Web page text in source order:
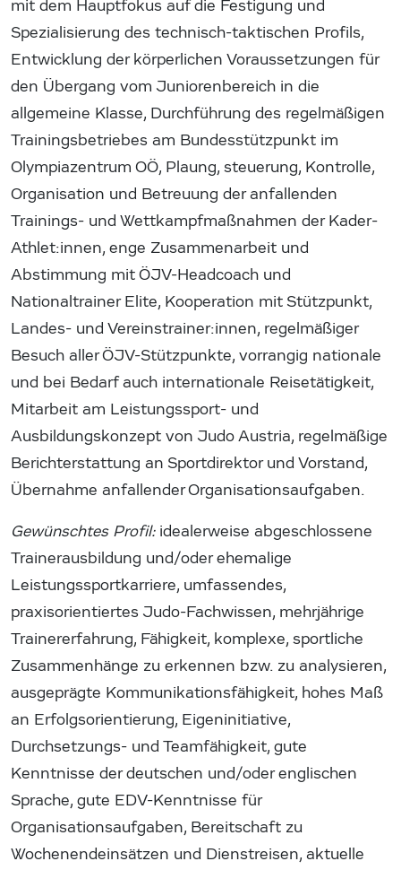
mit dem Hauptfokus auf die Festigung und
Spezialisierung des technisch-taktischen Profils,
Entwicklung der körperlichen Voraussetzungen für
den Übergang vom Juniorenbereich in die
allgemeine Klasse, Durchführung des regelmäßigen
Trainingsbetriebes am Bundesstützpunkt im
Olympiazentrum OÖ, Plaung, steuerung, Kontrolle,
Organisation und Betreuung der anfallenden
Trainings- und Wettkampfmaßnahmen der Kader-
Athlet:innen, enge Zusammenarbeit und
Abstimmung mit ÖJV-Headcoach und
Nationaltrainer Elite, Kooperation mit Stützpunkt,
Landes- und Vereinstrainer:innen, regelmäßiger
Besuch aller ÖJV-Stützpunkte, vorrangig nationale
und bei Bedarf auch internationale Reisetätigkeit,
Mitarbeit am Leistungssport- und
Ausbildungskonzept von Judo Austria, regelmäßige
Berichterstattung an Sportdirektor und Vorstand,
Übernahme anfallender Organisationsaufgaben.
Gewünschtes Profil: idealerweise abgeschlossene
Trainerausbildung und/oder ehemalige
Leistungssportkarriere, umfassendes,
praxisorientiertes Judo-Fachwissen, mehrjährige
Trainererfahrung, Fähigkeit, komplexe, sportliche
Zusammenhänge zu erkennen bzw. zu analysieren,
ausgeprägte Kommunikationsfähigkeit, hohes Maß
an Erfolgsorientierung, Eigeninitiative,
Durchsetzungs- und Teamfähigkeit, gute
Kenntnisse der deutschen und/oder englischen
Sprache, gute EDV-Kenntnisse für
Organisationsaufgaben, Bereitschaft zu
Wochenendeinsätzen und Dienstreisen, aktuelle